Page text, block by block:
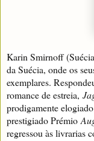
Karin Smirnoff
da Suécia, onde os
exemplares.
romance de estreia,
prodigamente
prestigiado Prémio
regressou às livrarias